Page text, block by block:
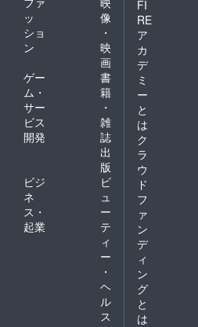
ッ
ショ
ン
像
・
映
画
ゲー
ム・
サー
ビス
開発
書
籍
・
雑
誌
出
版
ビジ
ネ
ス・
起業
ビ
ュ
ー
テ
ィ
ー
・
ヘ
ル
ス
FI
RE
ア
カ
デ
ミ
ー
と
は
ク
ラ
ウ
ド
フ
ァ
ン
デ
ィ
ン
グ
と
は